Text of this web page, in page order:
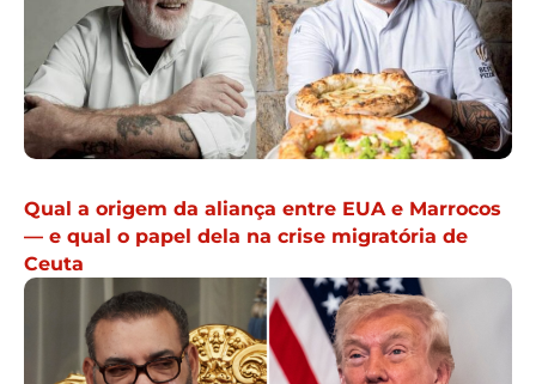
Qual a origem da aliança entre EUA e Marrocos
— e qual o papel dela na crise migratória de
Ceuta